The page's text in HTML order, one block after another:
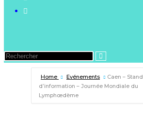
Home Evénements
Caen – Stand
d’information – Journée Mondiale du
Lymphœdème